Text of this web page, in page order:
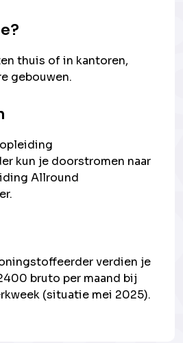
thuis of in kantoren,
gebouwen.
kun je doorstromen naar
Allround
verdien je
bruto per maand bij
(situatie mei 2025).